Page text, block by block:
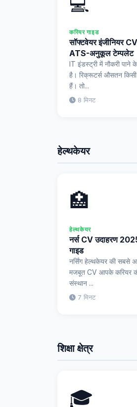
करियर गाइड
सॉफ्टवेयर इंजीनियर
ATS-अनुकूल टेम्पलेट
IT इंडस्ट्री में नौकरी
है। रिक्रूटर्स औसतन
हैं। तो...
8 मिनट
हेल्थकेयर
🏥
हेल्थकेयर
नर्स CV उदाहरण
गाइड
नर्सिंग हेल्थकेयर की सबसे
मजबूत CV आपके करियर
संस्थान ...
7 मिनट
शिक्षा क्षेत्र
🎓